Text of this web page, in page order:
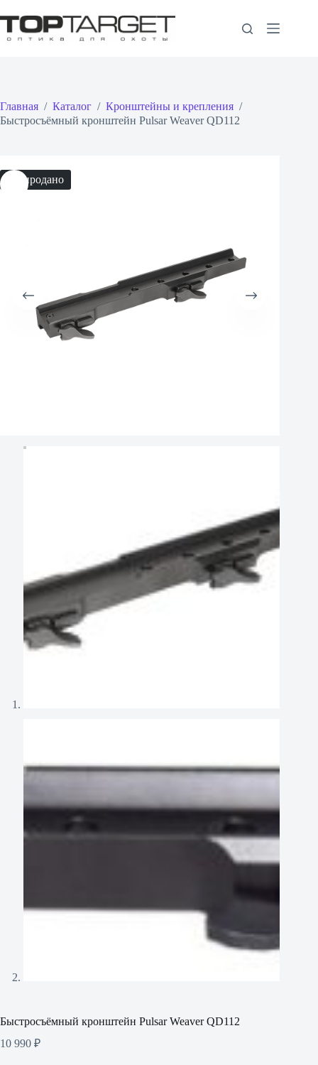
к
сути
Главная / Каталог / Кронштейны и крепления /
Быстросъёмный кронштейн Pulsar Weaver QD112
Распродано
Быстросъёмный кронштейн Pulsar Weaver QD112
10 990 ₽